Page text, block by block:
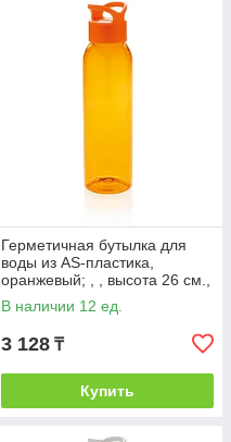
Герметичная бутылка для
воды из AS-пластика,
оранжевый; , , высота 26 см.,
диаметр 6,6 см., P436.878
В наличии 12 ед.
3 128 ₸
Купить